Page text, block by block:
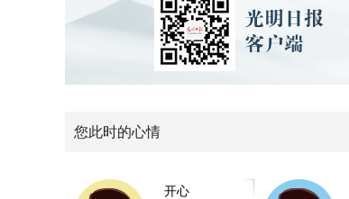
您此时的心情
开心